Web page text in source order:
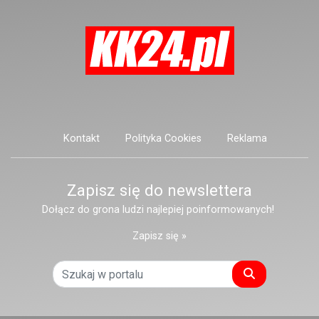
Kontakt Polityka Cookies Reklama
Zapisz się do newslettera
Dołącz do grona ludzi najlepiej poinformowanych!
Zapisz się »
Szukaj